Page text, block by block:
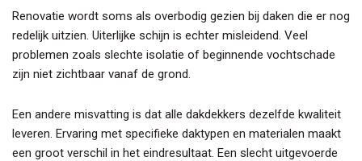
Renovatie wordt soms als overbodig gezien bij daken die er nog
redelijk uitzien. Uiterlijke schijn is echter misleidend. Veel
problemen zoals slechte isolatie of beginnende vochtschade
zijn niet zichtbaar vanaf de grond.
Een andere misvatting is dat alle dakdekkers dezelfde kwaliteit
leveren. Ervaring met specifieke daktypen en materialen maakt
een groot verschil in het eindresultaat. Een slecht uitgevoerde